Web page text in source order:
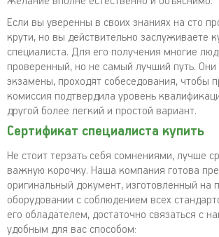
Если вы уверенны в своих знаниях на сто
крути, но вы действительно заслуживаете
специалиста. Для его получения многие
проверенный, но не самый лучший путь. Они
экзамены, проходят собеседования, чтобы
комиссия подтвердила уровень
другой более легкий и простой вариант.
Сертификат специалиста купить
Не стоит терзать себя сомнениями, лучше
важную корочку. Наша компания готова
оригинальный документ, изготовленный на
оборудовании с соблюдением всех
его обладателем, достаточно связаться с
удобным для вас способом: